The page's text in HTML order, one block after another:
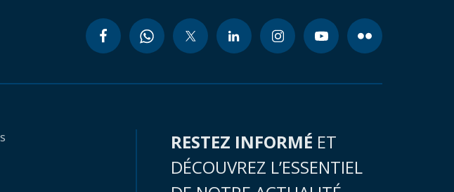
RESTEZ INFORMÉ ET
DÉCOUVREZ L’ESSENTIEL